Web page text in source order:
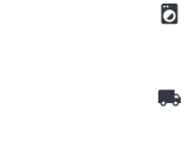
local_laundry_service
local_shipping